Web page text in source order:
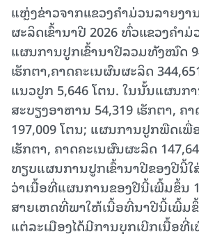
ແຫຼ່ງ​ຂ່າວ​ຈາກ​ແຂວງ​ຄຳ​ມ່ວນ​ລາຍ​ງາ
ຜະລິດເຂົ້ານາປີ 2026 ທົ່ວແຂວງຄໍາ
ແຜນການປູກເຂົ້ານາປີລວມທັງໝົດ
ເຮັກຕາ,ຄາດຄະເນຜົນຜະລິດ
ແນວປູກ 5,646 ໂຕນ. ໃນນັ້ນແຜນກ
ສະບຽງອາຫານ 54,319 ເຮັກຕາ, ຄ
197,009 ໂຕນ; ແຜນການປູກພືດເພື່
ເຮັກຕາ, ຄາດຄະເນຜົນຜະລິດ
ທຽບແຜນການປູກເຂົ້ານາປີຂອງປີນີ້
ວ່າເນື້ອທີ່ແຜນການຂອງປີນີ້ເພີ້ມຂຶ້ນ
ສາຍເຫດທີ່ພາໃຫ້ເນື້ອທີ່ນາປີນີ້ເພີ້ມ
ແຕ່ລະເມືອງໄດ້ມີການບຸກເບີກເນື້ອທີ່